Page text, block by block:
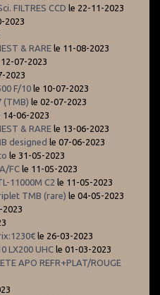
FILTRES CCD le 22-11-2023
2023
& RARE le 11-08-2023
07-2023
2023
F/10 le 10-07-2023
(TMB) le 02-07-2023
14-06-2023
& RARE le 13-06-2023
designed le 07-06-2023
le 31-05-2023
FC le 11-05-2023
11000M C2 le 11-05-2023
TMB (rare) le 04-05-2023
2023
le 26-03-2023
LX200 UHC le 01-03-2023
APO REFR+PLAT/ROUGE